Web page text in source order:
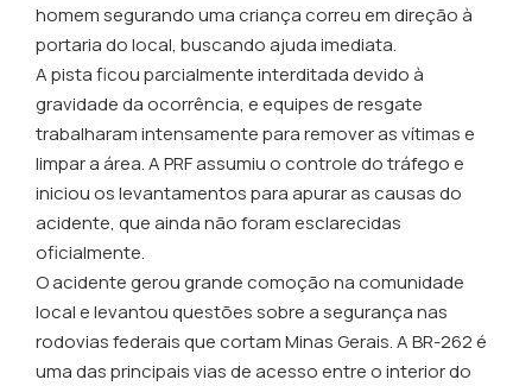
homem segurando uma criança correu em direção à
portaria do local, buscando ajuda imediata.
A pista ficou parcialmente interditada devido à
gravidade da ocorrência, e equipes de resgate
trabalharam intensamente para remover as vítimas e
limpar a área. A PRF assumiu o controle do tráfego e
iniciou os levantamentos para apurar as causas do
acidente, que ainda não foram esclarecidas
oficialmente.
O acidente gerou grande comoção na comunidade
local e levantou questões sobre a segurança nas
rodovias federais que cortam Minas Gerais. A BR-262 é
uma das principais vias de acesso entre o interior do